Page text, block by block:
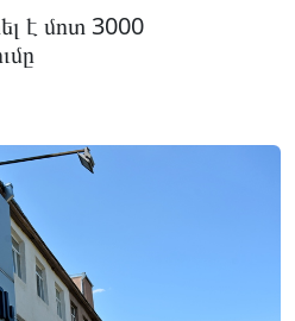
է մոտ 3000